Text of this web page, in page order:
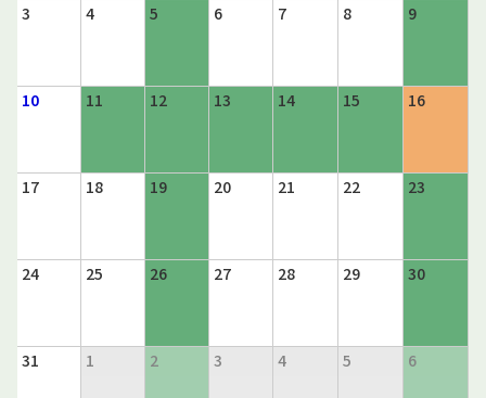
3 4 5 6 7 8 9
10 11 12 13 14 15 16
17 18 19 20 21 22 23
24 25 26 27 28 29 30
31 1 2 3 4 5 6